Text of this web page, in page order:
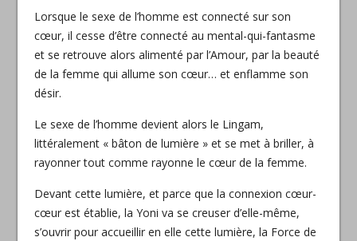
Lorsque le sexe de l’homme est connecté sur son
cœur, il cesse d’être connecté au mental-qui-fantasme
et se retrouve alors alimenté par l’Amour, par la beauté
de la femme qui allume son cœur… et enflamme son
désir.
Le sexe de l’homme devient alors le Lingam,
littéralement « bâton de lumière » et se met à briller, à
rayonner tout comme rayonne le cœur de la femme.
Devant cette lumière, et parce que la connexion cœur-
cœur est établie, la Yoni va se creuser d’elle-même,
s’ouvrir pour accueillir en elle cette lumière, la Force de